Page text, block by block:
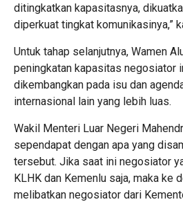
ditingkatkan kapasitasnya,
diperkuat tingkat komunikasinya,”
Untuk tahap selanjutnya, Wamen
peningkatan kapasitas negosiator
dikembangkan pada isu dan
internasional lain yang lebih luas.
Wakil Menteri Luar Negeri
sependapat dengan apa yang
tersebut. Jika saat ini negosiator
KLHK dan Kemenlu saja, maka ke
melibatkan negosiator dari